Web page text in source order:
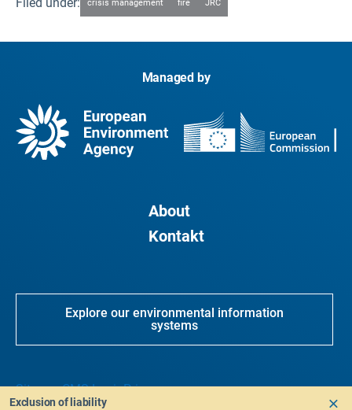
Filed under: crisis management fire JRC
Managed by
About
Kontakt
Explore our environmental information
systems
SitemapCMS LoginPrivacy
Exclusion of liability